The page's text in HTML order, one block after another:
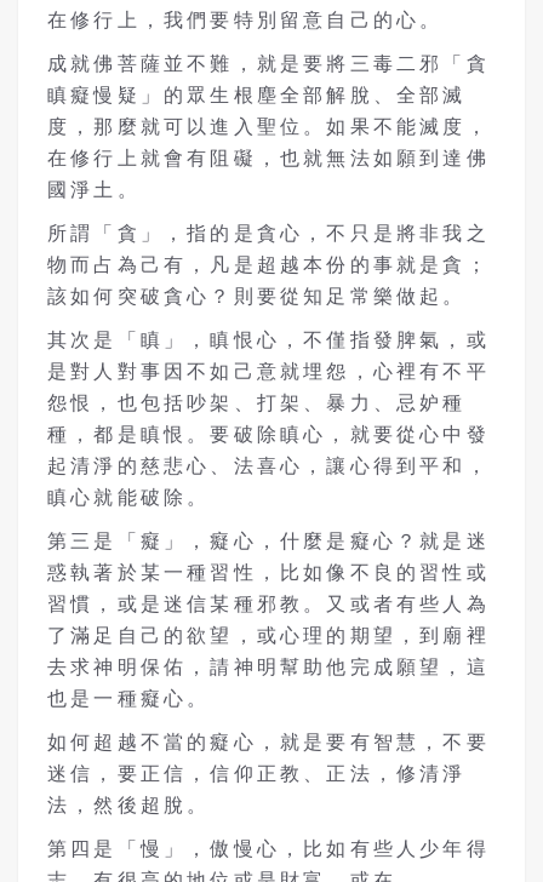
在修行上，我們要特別留意自己的心。
成就佛菩薩並不難，就是要將三毒二邪「貪
瞋癡慢疑」的眾生根塵全部解脫、全部滅
度，那麼就可以進入聖位。如果不能滅度，
在修行上就會有阻礙，也就無法如願到達佛
國淨土。
所謂「貪」，指的是貪心，不只是將非我之
物而占為己有，凡是超越本份的事就是貪；
該如何突破貪心？則要從知足常樂做起。
其次是「瞋」，瞋恨心，不僅指發脾氣，或
是對人對事因不如己意就埋怨，心裡有不平
怨恨，也包括吵架、打架、暴力、忌妒種
種，都是瞋恨。要破除瞋心，就要從心中發
起清淨的慈悲心、法喜心，讓心得到平和，
瞋心就能破除。
第三是「癡」，癡心，什麼是癡心？就是迷
惑執著於某一種習性，比如像不良的習性或
習慣，或是迷信某種邪教。又或者有些人為
了滿足自己的欲望，或心理的期望，到廟裡
去求神明保佑，請神明幫助他完成願望，這
也是一種癡心。
如何超越不當的癡心，就是要有智慧，不要
迷信，要正信，信仰正教、正法，修清淨
法，然後超脫。
第四是「慢」，傲慢心，比如有些人少年得